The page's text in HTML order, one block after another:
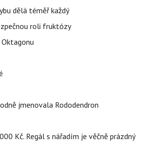
dělá téměř každý
roli fruktózy
jmenovala Rododendron
Kč. Regál s nářadím je věčně prázdný